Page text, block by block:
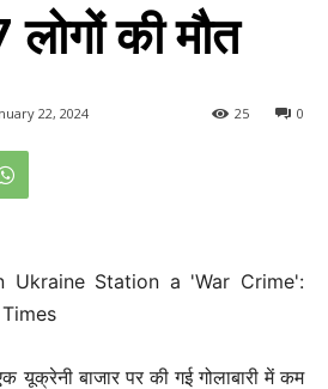
लोगों की मौत
22, 2024 0
25
बाजार पर की गई गोलाबारी में कम